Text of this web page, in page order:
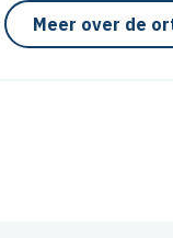
Meer over de